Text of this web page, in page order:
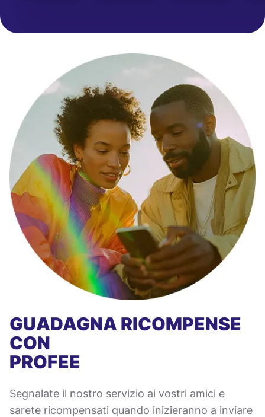
GUADAGNA RICOMPENSE
CON
PROFEE
Segnalate il nostro servizio ai vostri amici e
sarete ricompensati quando inizieranno a inviare